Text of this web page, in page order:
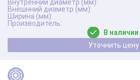
В наличии
Уточнить цену